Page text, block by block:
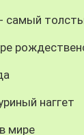
самый
наггет
мире